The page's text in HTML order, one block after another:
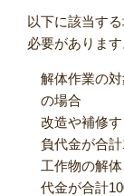
以下に該当す
必要があります
解体作業の
の場合
改造や補修
負代金が合
工作物の解
代金が合計